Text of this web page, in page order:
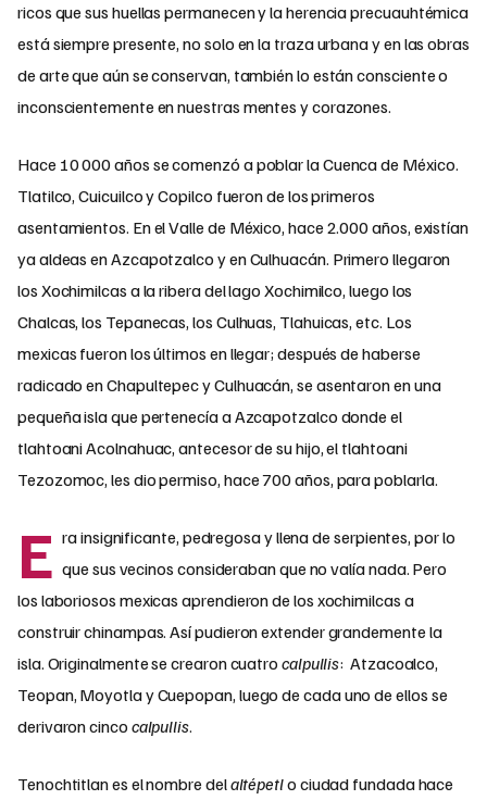
ricos que sus huellas permanecen y la herencia precuauhtémica
está siempre presente, no solo en la traza urbana y en las obras
de arte que aún se conservan, también lo están consciente o
inconscientemente en nuestras mentes y corazones.
Hace 10 000 años se comenzó a poblar la Cuenca de México.
Tlatilco, Cuicuilco y Copilco fueron de los primeros
asentamientos. En el Valle de México, hace 2.000 años, existían
ya aldeas en Azcapotzalco y en Culhuacán. Primero llegaron
los Xochimilcas a la ribera del lago Xochimilco, luego los
Chalcas, los Tepanecas, los Culhuas, Tlahuicas, etc. Los
mexicas fueron los últimos en llegar; después de haberse
radicado en Chapultepec y Culhuacán, se asentaron en una
pequeña isla que pertenecía a Azcapotzalco donde el
tlahtoani Acolnahuac, antecesor de su hijo, el tlahtoani
Tezozomoc, les dio permiso, hace 700 años, para poblarla.
E ra insignificante, pedregosa y llena de serpientes, por lo
que sus vecinos consideraban que no valía nada. Pero
los laboriosos mexicas aprendieron de los xochimilcas a
construir chinampas. Así pudieron extender grandemente la
isla. Originalmente se crearon cuatro calpullis: Atzacoalco,
Teopan, Moyotla y Cuepopan, luego de cada uno de ellos se
derivaron cinco calpullis.
Tenochtitlan es el nombre delaltépetlo ciudad fundada hace